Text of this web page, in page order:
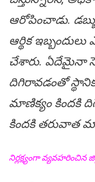
ఆరోపించాడు.
ఆర్థిక
చేశారు. ఏదేమైనా
దిగిరావ‌డంతో
మాణిక్యం కిందకి
కిందకి తరువాత
నిర్ల‌క్ష్యంగా వ్య‌వ‌హ‌రించిన